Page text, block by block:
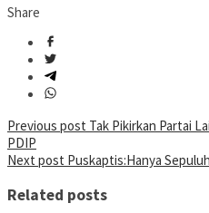
Share
Post
navigation
Previous post Tak Pikirkan Partai
PDIP
Next post Puskaptis:Hanya
Related posts